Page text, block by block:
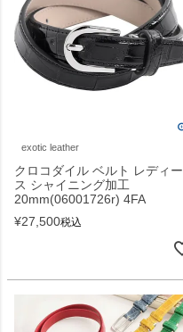
exotic leather
クロコダイル ベルト レディー
ス シャイニング加工
20mm(06001726r) 4FA
¥27,500税込